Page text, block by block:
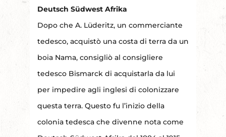
Deutsch Südwest Afrika
Dopo che A. Lüderitz, un commerciante
tedesco, acquistò una costa di terra da un
boia Nama, consigliò al consigliere
tedesco Bismarck di acquistarla da lui
per impedire agli inglesi di colonizzare
questa terra. Questo fu l’inizio della
colonia tedesca che divenne nota come